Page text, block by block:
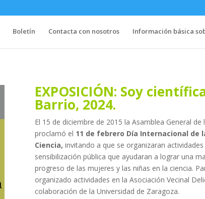
Boletín Contacta con nosotros Información básica
EXPOSICIÓN: Soy
Barrio, 2024.
El 15 de diciembre de 2015 la Asamblea General de
proclamó el 11 de febrero Día Internacional de
Ciencia, invitando a que se organizaran
sensibilización pública que ayudaran a lograr una
progreso de las mujeres y las niñas en la ciencia.
organizado actividades en la Asociación Vecinal
colaboración de la Universidad de Zaragoza.